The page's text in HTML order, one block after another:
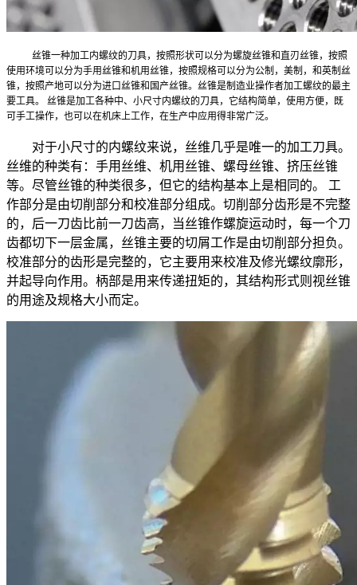
丝锥一种加工内螺纹的刀具，按照形状可以分为螺旋丝锥和直刃丝锥，按照
使用环境可以分为手用丝锥和机用丝锥，按照规格可以分为公制，美制，和英制丝
锥，按照产地可以分为进口丝锥和国产丝锥。丝锥是制造业操作者加工螺纹的最主
要工具。 丝锥是加工各种中、小尺寸内螺纹的刀具，它结构简单，使用方便，既
可手工操作，也可以在机床上工作，在生产中应用得非常广泛。
对于小尺寸的内螺纹来说，丝维几乎是唯一的加工刀具。
丝维的种类有：手用丝维、机用丝锥、螺母丝锥、挤压丝锥
等。尽管丝锥的种类很多，但它的结构基本上是相同的。 工
作部分是由切削部分和校准部分组成。切削部分齿形是不完整
的，后一刀齿比前一刀齿高，当丝锥作螺旋运动时，每一个刀
齿都切下一层金属，丝锥主要的切屑工作是由切削部分担负。
校准部分的齿形是完整的，它主要用来校准及修光螺纹廓形，
并起导向作用。柄部是用来传递扭矩的，其结构形式则视丝锥
的用途及规格大小而定。